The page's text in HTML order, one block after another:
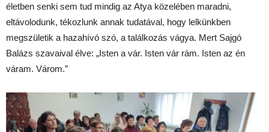
életben senki sem tud mindig az Atya közelében maradni,
eltávolodunk, tékozlunk annak tudatával, hogy lelkünkben
megszületik a hazahívó szó, a találkozás vágya. Mert Sajgó
Balázs szavaival élve: „Isten a vár. Isten vár rám. Isten az én
váram. Várom.”